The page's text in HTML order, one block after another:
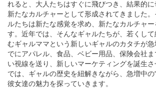
れると、大人たちはすぐに飛びつき、結果的
新たなカルチャーとして形成されてきました
ルたちは新たな感覚を求め、新たなカルチャ
す。近年では、そんなギャルたちが、若くし
むギャルママという新しいギャルのカタチが
でにアパレル、食品、ベビー用品、保険会社
い視線を送り、新しいマーケティングを誕生
では、ギャルの歴史を紐解きながら、急増中の“
彼女達の魅力を探っていきます。